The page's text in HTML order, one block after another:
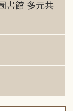
書館 多元共